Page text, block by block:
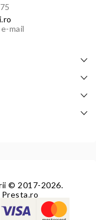
mail
© 2017-2026.
Presta.ro